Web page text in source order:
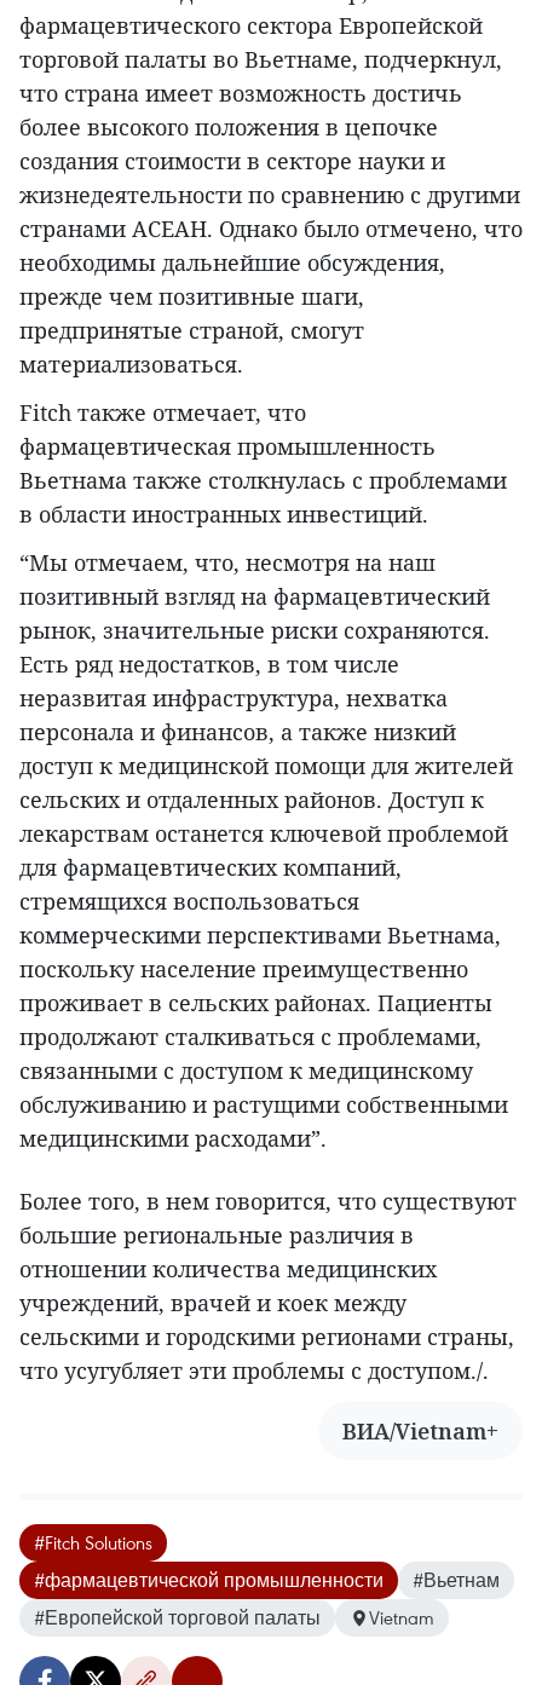
фармацевтического сектора Европейской
торговой палаты во Вьетнаме, подчеркнул,
что страна имеет возможность достичь
более высокого положения в цепочке
создания стоимости в секторе науки и
жизнедеятельности по сравнению с другими
странами АСЕАН. Однако было отмечено, что
необходимы дальнейшие обсуждения,
прежде чем позитивные шаги,
предпринятые страной, смогут
материализоваться.
Fitch также отмечает, что
фармацевтическая промышленность
Вьетнама также столкнулась с проблемами
в области иностранных инвестиций.
“Мы отмечаем, что, несмотря на наш
позитивный взгляд на фармацевтический
рынок, значительные риски сохраняются.
Есть ряд недостатков, в том числе
неразвитая инфраструктура, нехватка
персонала и финансов, а также низкий
доступ к медицинской помощи для жителей
сельских и отдаленных районов. Доступ к
лекарствам останется ключевой проблемой
для фармацевтических компаний,
стремящихся воспользоваться
коммерческими перспективами Вьетнама,
поскольку население преимущественно
проживает в сельских районах. Пациенты
продолжают сталкиваться с проблемами,
связанными с доступом к медицинскому
обслуживанию и растущими собственными
медицинскими расходами”.
Более того, в нем говорится, что существуют
большие региональные различия в
отношении количества медицинских
учреждений, врачей и коек между
сельскими и городскими регионами страны,
что усугубляет эти проблемы с доступом./.
ВИА/Vietnam+
#Fitch Solutions
#фармацевтической промышленности
#Вьетнам
#Европейской торговой палаты
Vietnam